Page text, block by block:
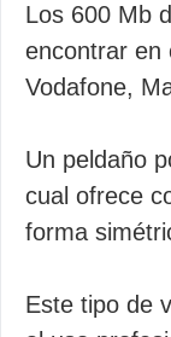
Los 600 Mb
encontrar en
Vodafone,
Un peldaño
cual ofrece
forma
Este tipo de